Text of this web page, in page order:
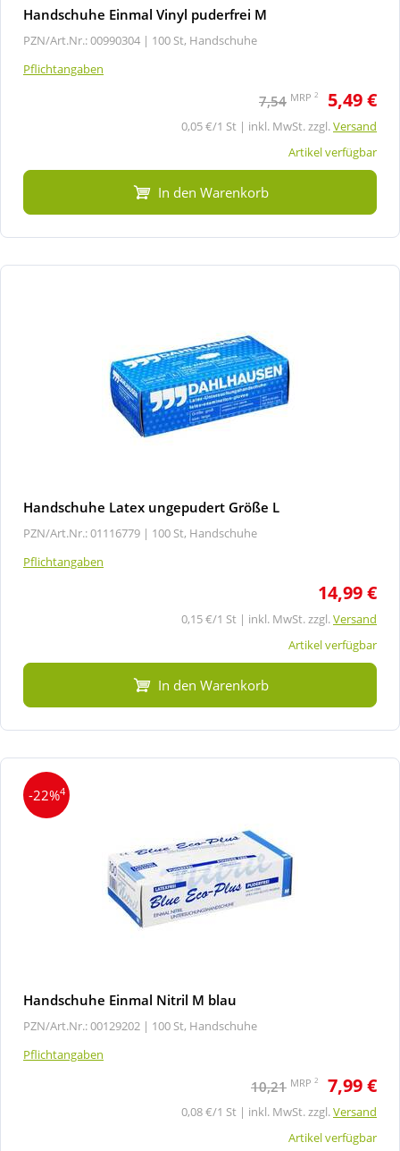
Handschuhe Einmal Vinyl puderfrei M
PZN/Art.Nr.: 00990304 | 100 St, Handschuhe
Pflichtangaben
7,54 MRP 2 5,49 €
0,05 €/1 St | inkl. MwSt. zzgl.Versand
Artikel verfügbar
In den Warenkorb
Handschuhe Latex ungepudert Größe L
PZN/Art.Nr.: 01116779 | 100 St, Handschuhe
Pflichtangaben
14,99 €
0,15 €/1 St | inkl. MwSt. zzgl.Versand
Artikel verfügbar
In den Warenkorb
-22%4
Handschuhe Einmal Nitril M blau
PZN/Art.Nr.: 00129202 | 100 St, Handschuhe
Pflichtangaben
10,21 MRP 2 7,99 €
0,08 €/1 St | inkl. MwSt. zzgl.Versand
Artikel verfügbar